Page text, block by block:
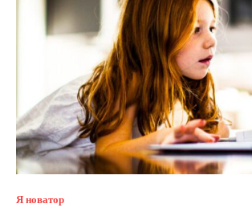
Я новатор